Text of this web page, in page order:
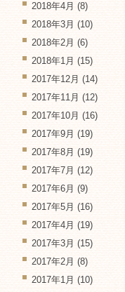
2018年4月 (8)
2018年3月 (10)
2018年2月 (6)
2018年1月 (15)
2017年12月 (14)
2017年11月 (12)
2017年10月 (16)
2017年9月 (19)
2017年8月 (19)
2017年7月 (12)
2017年6月 (9)
2017年5月 (16)
2017年4月 (19)
2017年3月 (15)
2017年2月 (8)
2017年1月 (10)